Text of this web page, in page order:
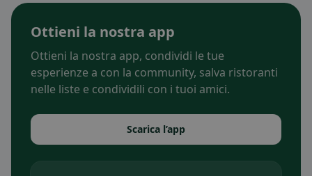
Ottieni la nostra app
Ottieni la nostra app, condividi le tue
esperienze a con la community, salva ristoranti
nelle liste e condividili con i tuoi amici.
Scarica l’app